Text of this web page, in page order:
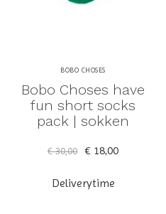
BOBO CHOSES
Bobo Choses have
fun short socks
pack | sokken
€ 30,00 € 18,00
Deliverytime